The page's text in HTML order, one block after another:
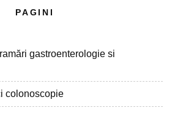
PAGINI
gastroenterologie si
colonoscopie